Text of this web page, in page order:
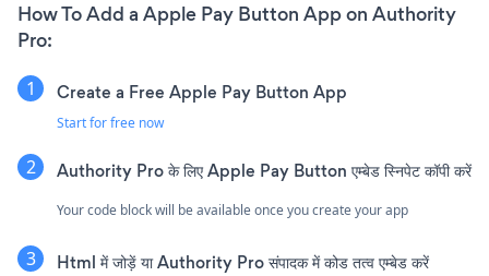
How To Add a Apple Pay Button App on Authority
Pro:
Create a Free Apple Pay Button App
Start for free now
Authority Pro के लिए Apple Pay Button एम्बेड स्निपेट कॉपी करें
Your code block will be available once you create your app
Html में जोड़ें या Authority Pro संपादक में कोड तत्व एम्बेड करें